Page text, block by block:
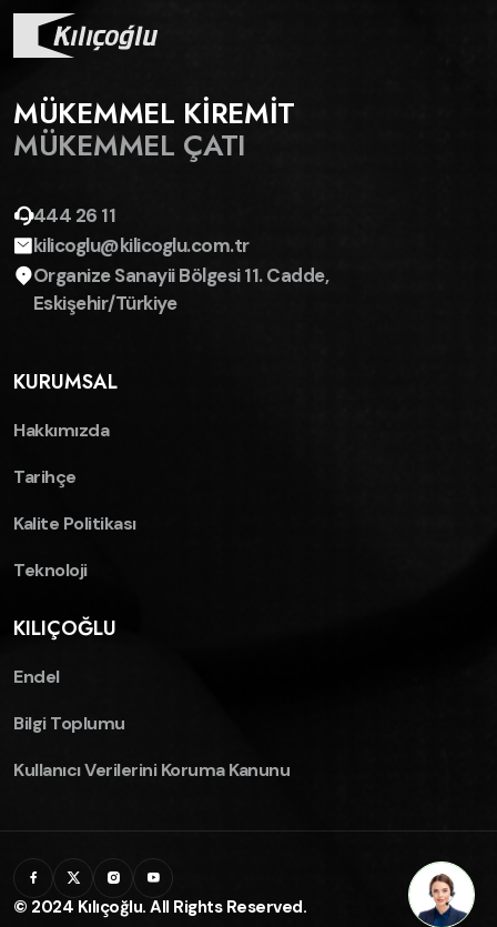
MÜKEMMEL KİREMİT
MÜKEMMEL ÇATI
444 26 11
kilicoglu@kilicoglu.com.tr
Organize Sanayii Bölgesi 11. Cadde,
Eskişehir/Türkiye
KURUMSAL
Hakkımızda
Tarihçe
Kalite Politikası
Teknoloji
KILIÇOĞLU
Endel
Bilgi Toplumu
Kullanıcı Verilerini Koruma Kanunu
© 2024 Kılıçoğlu. All Rights Reserved.